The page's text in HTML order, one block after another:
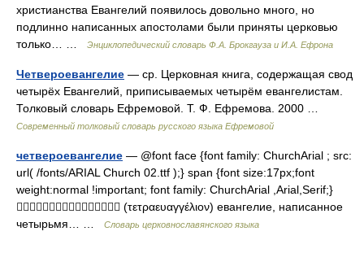
христианства Евангелий появилось довольно много, но
подлинно написанных апостолами были приняты церковью
только… …
Энциклопедический словарь Ф.А. Брокгауза и И.А. Ефрона
Четвероевангелие — ср. Церковная книга, содержащая свод
четырёх Евангелий, приписываемых четырём евангелистам.
Толковый словарь Ефремовой. Т. Ф. Ефремова. 2000 …
Современный толковый словарь русского языка Ефремовой
четвероевангелие — @font face {font family: ChurchArial ; src:
url( /fonts/ARIAL Church 02.ttf );} span {font size:17px;font
weight:normal !important; font family: ChurchArial ,Arial,Serif;}
 (τετραευαγγέλιον) евангелие, написанное
четырьмя… …
Словарь церковнославянского языка